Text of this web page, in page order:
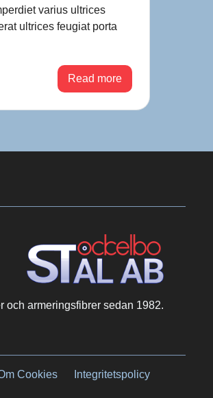
varius ultrices
ultrices feugiat porta
Read more
och armeringsfibrer sedan 1982.
Cookies Integritetspolicy